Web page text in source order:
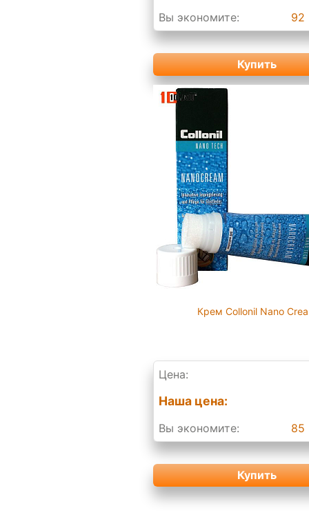
Вы экономите: 92
Купить
Крем Collonil Nano
Цена:
Наша цена:
Вы экономите: 85
Купить